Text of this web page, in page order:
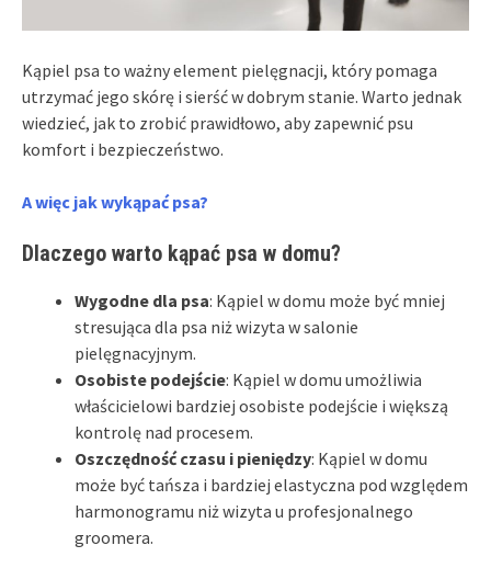
Kąpiel psa to ważny element pielęgnacji, który pomaga
utrzymać jego skórę i sierść w dobrym stanie. Warto jednak
wiedzieć, jak to zrobić prawidłowo, aby zapewnić psu
komfort i bezpieczeństwo.
A więc jak wykąpać psa?
Dlaczego warto kąpać psa w domu?
Wygodne dla psa: Kąpiel w domu może być mniej
stresująca dla psa niż wizyta w salonie
pielęgnacyjnym.
Osobiste podejście: Kąpiel w domu umożliwia
właścicielowi bardziej osobiste podejście i większą
kontrolę nad procesem.
Oszczędność czasu i pieniędzy: Kąpiel w domu
może być tańsza i bardziej elastyczna pod względem
harmonogramu niż wizyta u profesjonalnego
groomera.